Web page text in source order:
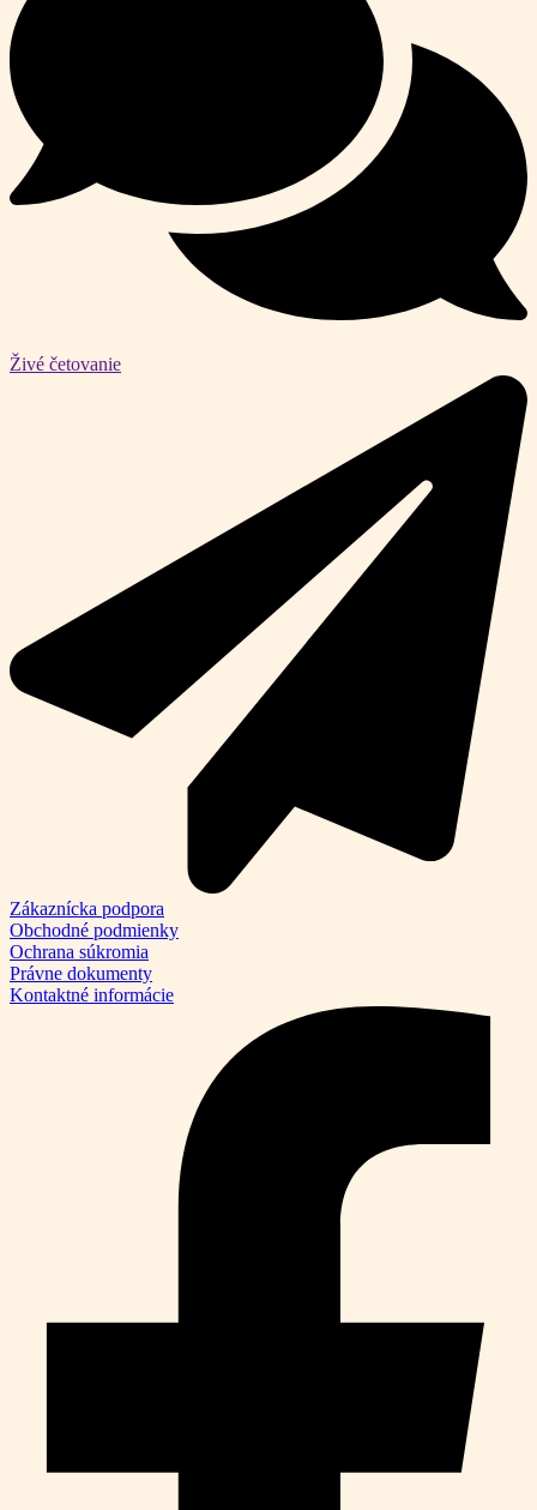
Živé četovanie
Zákaznícka podpora
Obchodné podmienky
Ochrana súkromia
Právne dokumenty
Kontaktné informácie